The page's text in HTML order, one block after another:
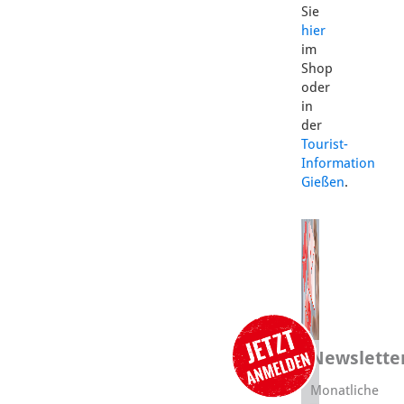
Sie
hier
im
Shop
oder
in
der
Tourist-
Information
Gießen.
Monatliche